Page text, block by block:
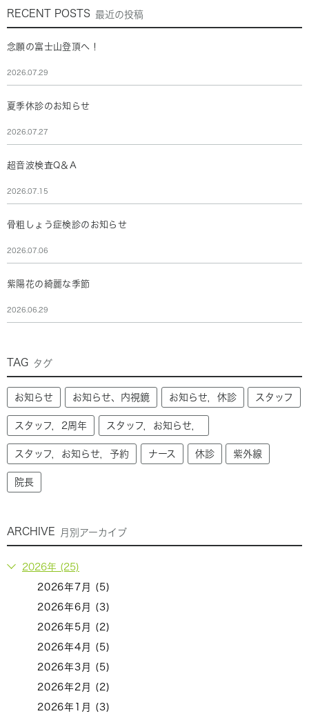
RECENT POSTS 最近の投稿
念願の富士山登頂へ！
2026.07.29
夏季休診のお知らせ
2026.07.27
超音波検査Q＆A
2026.07.15
骨粗しょう症検診のお知らせ
2026.07.06
紫陽花の綺麗な季節
2026.06.29
TAG タグ
お知らせ お知らせ、内視鏡 お知らせ，休診 スタッフ
スタッフ，2周年 スタッフ，お知らせ，
スタッフ，お知らせ，予約 ナース 休診 紫外線
院長
ARCHIVE 月別アーカイブ
2026年 (25)
2026年7月 (5)
2026年6月 (3)
2026年5月 (2)
2026年4月 (5)
2026年3月 (5)
2026年2月 (2)
2026年1月 (3)